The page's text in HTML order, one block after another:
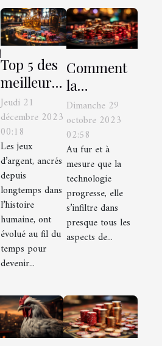
Top 5 des
meilleurs
jeux
d’argent
Jeudi 21
décembre 2023
00:18
Les jeux
d’argent, ancrés
depuis
longtemps dans
l’histoire
humaine, ont
évolué au fil du
temps pour
devenir...
Comment
la
technologie
a
transformé
les jeux de
casino en
ligne
Dimanche 29
octobre 2023
02:58
Au fur et à
mesure que la
technologie
progresse, elle
s’infiltre dans
presque tous les
aspects de...